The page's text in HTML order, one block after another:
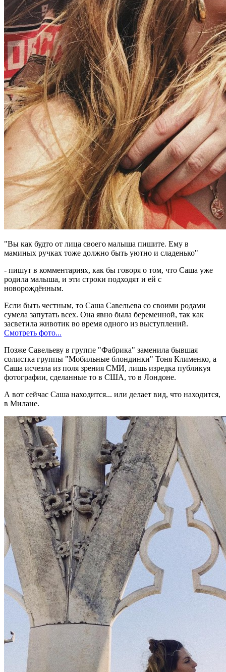
"Вы как будто от лица своего малыша пишите. Ему в
маминых ручках тоже должно быть уютно и сладенько"
- пишут в комментариях, как бы говоря о том, что Саша уже
родила малыша, и эти строки подходят и ей с
новорождённым.
Если быть честным, то Саша Савельева со своими родами
сумела запутать всех. Она явно была беременной, так как
засветила животик во время одного из выступлений.
Смотреть фото...
Позже Савельеву в группе "Фабрика" заменила бывшая
солистка группы "Мобильные блондинки" Тоня Клименко, а
Саша исчезла из поля зрения СМИ, лишь изредка публикуя
фотографии, сделанные то в США, то в Лондоне.
А вот сейчас Саша находится... или делает вид, что находится,
в Милане.